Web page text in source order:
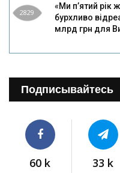
2829
«Ми п’ятий рік
бурхливо
млрд грн для
Подписывайтесь
60 k 33 k